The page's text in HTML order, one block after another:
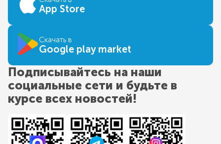
App Store
Скачать в
Google play market
Подписывайтесь на наши
социальные сети и будьте в
курсе всех новостей!